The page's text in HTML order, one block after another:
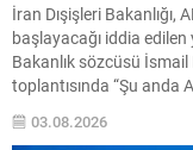
İran Dışişleri Bakanlığı,
başlayacağı iddia edilen
Bakanlık sözcüsü
toplantısında “Şu anda
Boğazı’nın geçiş
03.08.2026